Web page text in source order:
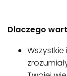
Dlaczego